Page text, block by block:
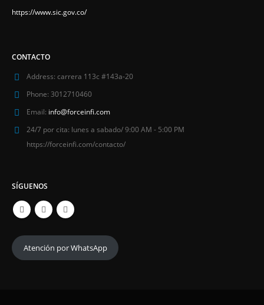
https://www.sic.gov.co/
CONTACTO
Address: carrera 113c #143a-20
Phone: 3012710460
Email: info@forceinfi.com
24/7 por cita: lunes a sabado/ 9:00 AM - 5:00 PM
https://forceinfi.com/contacto/
SÍGUENOS
Atención por WhatsApp